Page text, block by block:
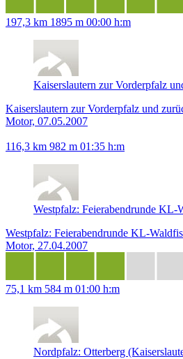
197,3 km 1895 m 00:00 h:m
Kaiserslautern zur Vorderpfalz
Kaiserslautern zur Vorderpfalz und
Motor, 07.05.2007
116,3 km 982 m 01:35 h:m
Westpfalz: Feierabendrunde KL-
Westpfalz: Feierabendrunde KL-
Motor, 27.04.2007
75,1 km 584 m 01:00 h:m
Nordpfalz: Otterberg